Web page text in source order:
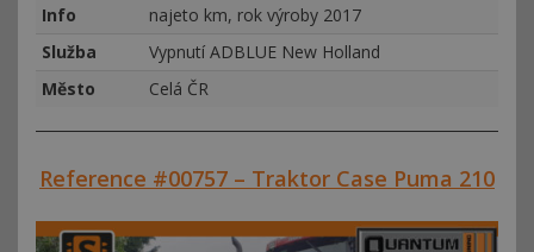
Info
najeto km, rok výroby 2017
Služba
Vypnutí ADBLUE New Holland
Město
Celá ČR
Reference #00757 – Traktor Case Puma 210